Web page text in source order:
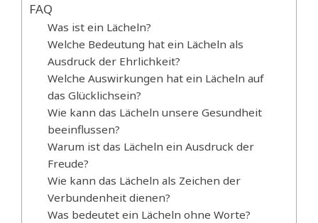
FAQ
Was ist ein Lächeln?
Welche Bedeutung hat ein Lächeln als
Ausdruck der Ehrlichkeit?
Welche Auswirkungen hat ein Lächeln auf
das Glücklichsein?
Wie kann das Lächeln unsere Gesundheit
beeinflussen?
Warum ist das Lächeln ein Ausdruck der
Freude?
Wie kann das Lächeln als Zeichen der
Verbundenheit dienen?
Was bedeutet ein Lächeln ohne Worte?